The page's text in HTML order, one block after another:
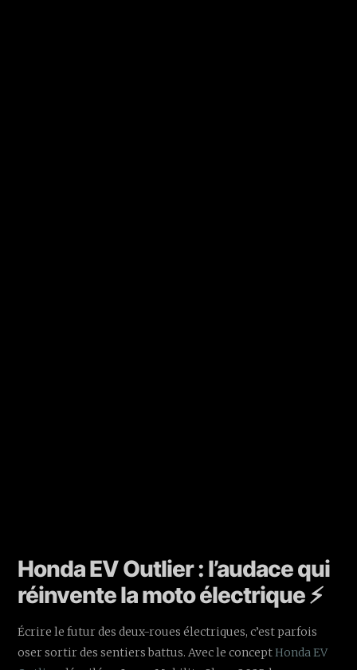
Honda EV Outlier : l’audace qui
réinvente la moto électrique ⚡️
Écrire le futur des deux-roues électriques, c’est parfois
oser sortir des sentiers battus. Avec le conceptHonda EV